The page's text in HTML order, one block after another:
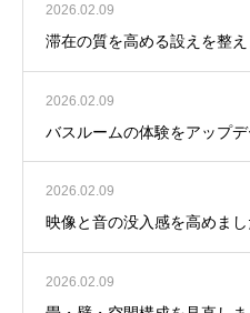
2026.02.09
滞在の質を高める設えを整
2026.02.09
バスルームの体験をアップ
2026.02.09
映像と音の没入感を高めまし
2026.02.09